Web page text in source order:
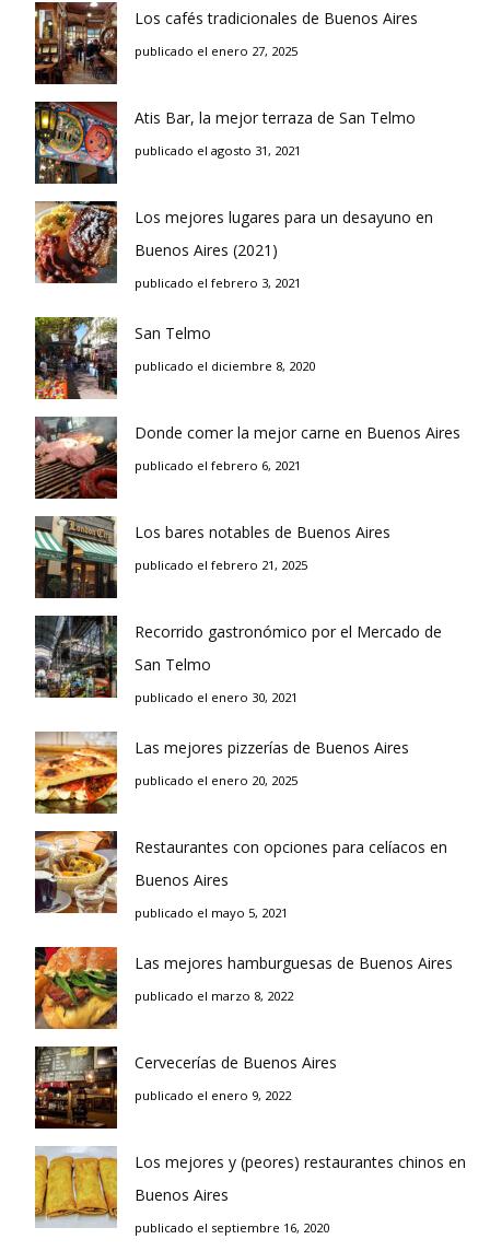
Los cafés tradicionales de Buenos Aires
publicado el enero 27, 2025
Atis Bar, la mejor terraza de San Telmo
publicado el agosto 31, 2021
Los mejores lugares para un desayuno en
Buenos Aires (2021)
publicado el febrero 3, 2021
San Telmo
publicado el diciembre 8, 2020
Donde comer la mejor carne en Buenos Aires
publicado el febrero 6, 2021
Los bares notables de Buenos Aires
publicado el febrero 21, 2025
Recorrido gastronómico por el Mercado de
San Telmo
publicado el enero 30, 2021
Las mejores pizzerías de Buenos Aires
publicado el enero 20, 2025
Restaurantes con opciones para celíacos en
Buenos Aires
publicado el mayo 5, 2021
Las mejores hamburguesas de Buenos Aires
publicado el marzo 8, 2022
Cervecerías de Buenos Aires
publicado el enero 9, 2022
Los mejores y (peores) restaurantes chinos en
Buenos Aires
publicado el septiembre 16, 2020